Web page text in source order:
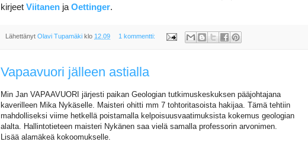
kirjeet Viitanen jaOettinger.
Lähettänyt Olavi Tupamäki klo 12.09 1 kommentti:
Vapaavuori jälleen astialla
Min Jan VAPAAVUORI järjesti paikan Geologian tutkimuskeskuksen pääjohtajana
kaverilleen Mika Nykäselle. Maisteri ohitti mm 7 tohtoritasoista hakijaa. Tämä tehtiin
mahdolliseksi viime hetkellä poistamalla kelpoisuusvaatimuksista kokemus geologian
alalta. Hallintotieteen maisteri Nykänen saa vielä samalla professorin arvonimen.
Lisää alamäkeä kokoomukselle.